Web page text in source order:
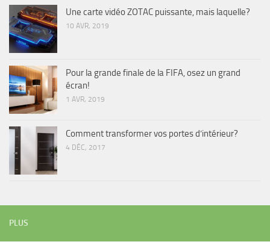
Une carte vidéo ZOTAC puissante, mais laquelle?
10 AVR, 2019
Pour la grande finale de la FIFA, osez un grand
écran!
1 AVR, 2019
Comment transformer vos portes d’intérieur?
4 DÉC, 2017
PLUS